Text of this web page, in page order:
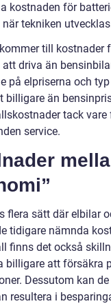
kostnaden för
tekniken
till kostnader
driva än
på elpriserna och
billigare än
tack
service.
flera sätt där elbilar
tidigare nämnda
finns det också
billigare att försäkra
Dessutom kan
resultera i